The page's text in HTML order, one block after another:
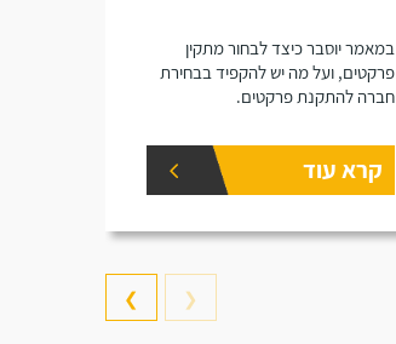
במאמר יוסבר כיצד לבחור מתקין
פרקטים, ועל מה יש להקפיד בבחירת
חברה להתקנת פרקטים.
קרא עוד
❮
❯